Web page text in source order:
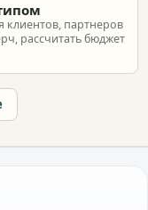
клиентов, партнеров
рассчитать бюджет